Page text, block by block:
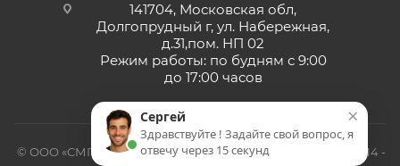
141704, Московская обл,
Долгопрудный г, ул. Набережная,
д.31,пом. НП 02
Режим работы: по будням с 9:00
до 17:00 часов
© ООО «СМП-Проект», поставка серверных запчастей, 2014 -
×
Сергей
Здравствуйте ! Задайте свой вопрос, я
отвечу через 15 секунд